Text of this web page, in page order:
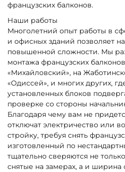
французских балконов.
Наши работы
Многолетний опыт работы в
и офисных зданий позволяет
повышенной сложности. Мы
монтажа французских
«Михайловский», на
«Одиссей», и многих других,
установленных блоков
проверке со стороны
Благодаря чему вам не
отключат электричество или
стройку, требуя снять
изготовленный по
тщательно сверяются не
снятые на замерах, а и ширина